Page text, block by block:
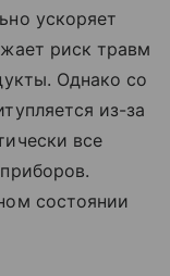
ускоряет
риск травм
Однако со
из-за
все
состоянии